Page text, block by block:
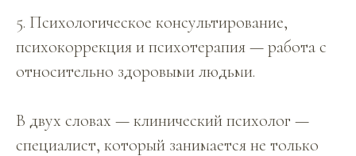
5. Психологическое консультирование,
психокоррекция и психотерапия — работа с
относительно здоровыми людьми.
В двух словах — клинический психолог —
специалист, который занимается не только